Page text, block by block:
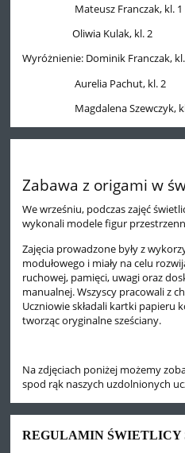
Mateusz Franczak, kl. 1
Oliwia Kulak, kl. 2
Wyróżnienie: Dominik Franczak,
Aurelia Pachut, kl. 2
Magdalena Szewczyk,
Zabawa z origami w
We wrześniu, podczas zajęć
wykonali modele figur
Zajęcia prowadzone były z
modułowego i miały na celu
ruchowej, pamięci, uwagi oraz
manualnej. Wszyscy pracowali z
Uczniowie składali kartki papieru
tworząc oryginalne sześciany.
Na zdjęciach poniżej możemy
spod rąk naszych uzdolnionych
REGULAMIN ŚWIETLICY